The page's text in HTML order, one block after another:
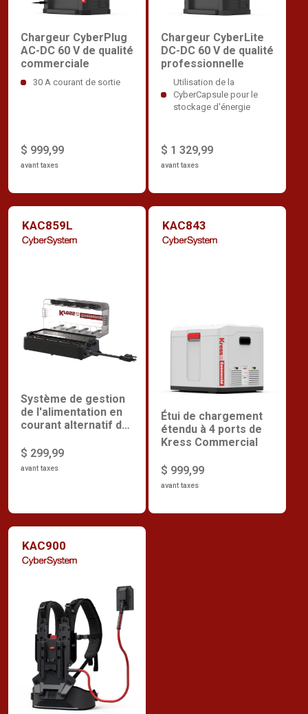
Chargeur CyberPlug
AC-DC 60 V de qualité
commerciale
30 A courant de sortie
$ 999,99
avant taxes
Chargeur CyberLite
DC-DC 60 V de qualité
professionnelle
Utilisation de la
CyberCapsule pour le
stockage d'énergie
$ 1 329,99
avant taxes
KAC859L
Système de gestion
de l'alimentation en
courant alternatif de
$ 299,99
avant taxes
KAC843
Étui de chargement
étendu à 4 ports de
Kress Commercial
$ 999,99
avant taxes
KAC900